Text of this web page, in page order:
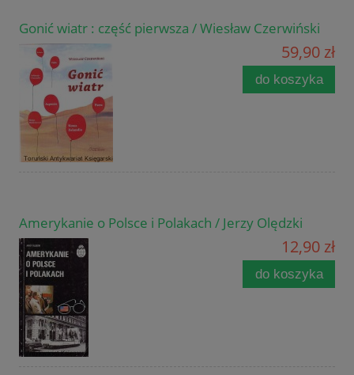
Gonić wiatr : część pierwsza / Wiesław Czerwiński
59,90 zł
do koszyka
Amerykanie o Polsce i Polakach / Jerzy Olędzki
12,90 zł
do koszyka